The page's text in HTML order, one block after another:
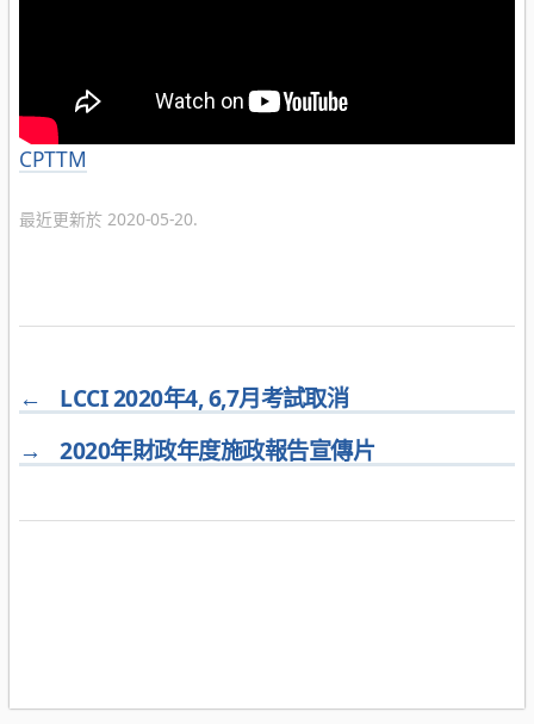
分
CPTTM
最近更新於 2020-05-20.
←
LCCI 2020年4, 6,7月考試取消
→
2020年財政年度施政報告宣傳片